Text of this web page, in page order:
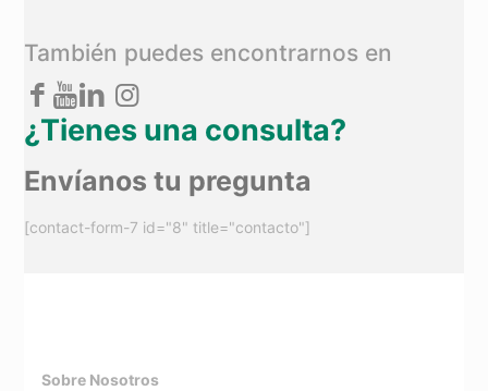
También puedes encontrarnos en
¿Tienes una consulta?
Envíanos tu pregunta
[contact-form-7 id="8" title="contacto"]
Sobre Nosotros